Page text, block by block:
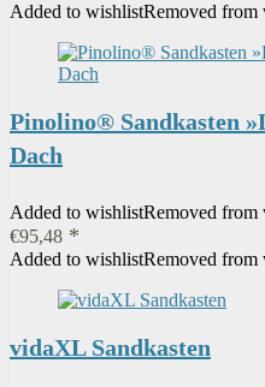
Added to wishlistRemoved from
Pinolino® Sandkasten
Dach
Added to wishlistRemoved from
€95,48
Added to wishlistRemoved from
vidaXL Sandkasten